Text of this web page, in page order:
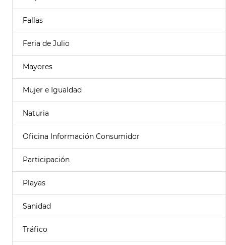
Fallas
Feria de Julio
Mayores
Mujer e Igualdad
Naturia
Oficina Información Consumidor
Participación
Playas
Sanidad
Tráfico